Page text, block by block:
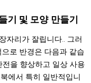
기 및 모양 만들기
자리가 잘립니다.. 그러
로 반경은 다음과 같습
을 향상하고 일상 사용
에서 특히 일반적입니